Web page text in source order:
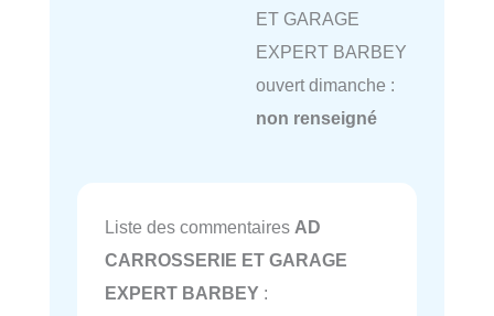
ET GARAGE
EXPERT BARBEY
ouvert dimanche :
non renseigné
Liste des commentaires AD
CARROSSERIE ET GARAGE
EXPERT BARBEY :